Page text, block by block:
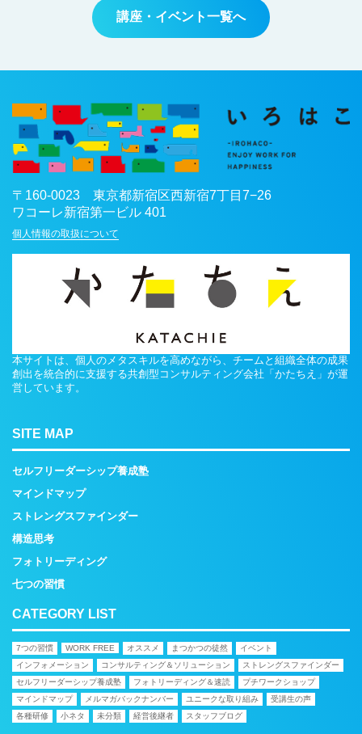
講座・イベント一覧へ
〒 160-0023 東京都新宿区西新宿7丁目7−26
ワコーレ新宿第一ビル 401
個人情報の取扱について
本サイトは、個人のメタスキルを高めながら、チームと組織全体の成果
創出を統合的に支援する共創型コンサルティング会社「かたちえ」が運
営しています。
SITE MAP
セルフリーダーシップ養成塾
マインドマップ
ストレングスファインダー
構造思考
フォトリーディング
七つの習慣
CATEGORY LIST
7つの習慣 WORK FREE オススメ まつかつの徒然
イベント
インフォメーション
コンサルティング＆ソリューション
ストレングスファインダー
セルフリーダーシップ養成塾
フォトリーディング＆速読
プチワークショップ
マインドマップ
メルマガバックナンバー ユニークな取り組み
受講生の声
各種研修
小ネタ 未分類 経営後継者 スタッフブログ